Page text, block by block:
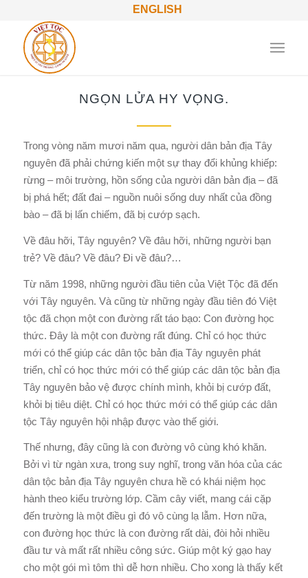
ENGLISH
NGỌN LỬA HY VỌNG.
Trong vòng năm mươi năm qua, người dân bản địa Tây
nguyên đã phải chứng kiến một sự thay đổi khủng khiếp:
rừng – môi trường, hồn sống của người dân bản địa – đã
bị phá hết; đất đai – nguồn nuôi sống duy nhất của đồng
bào – đã bị lấn chiếm, đã bị cướp sạch.
Về đâu hỡi, Tây nguyên? Về đâu hỡi, những người bạn
trẻ? Về đâu? Về đâu? Đi về đâu?…
Từ năm 1998, những người đầu tiên của Việt Tộc đã đến
với Tây nguyên. Và cũng từ những ngày đầu tiên đó Việt
tộc đã chọn một con đường rất táo bạo: Con đường học
thức. Đây là một con đường rất đúng. Chỉ có học thức
mới có thể giúp các dân tộc bản địa Tây nguyên phát
triển, chỉ có học thức mới có thể giúp các dân tộc bản địa
Tây nguyên bảo vệ được chính mình, khỏi bị cướp đất,
khỏi bị tiêu diệt. Chỉ có học thức mới có thể giúp các dân
tộc Tây nguyên hội nhập được vào thế giới.
Thế nhưng, đây cũng là con đường vô cùng khó khăn.
Bởi vì từ ngàn xưa, trong suy nghĩ, trong văn hóa của các
dân tộc bản địa Tây nguyên chưa hề có khái niệm học
hành theo kiểu trường lớp. Cầm cây viết, mang cái cặp
đến trường là một điều gì đó vô cùng lạ lẫm. Hơn nữa,
con đường học thức là con đường rất dài, đòi hỏi nhiều
đầu tư và mất rất nhiều công sức. Giúp một ký gạo hay
cho một gói mì tôm thì dễ hơn nhiều. Cho xong là thấy kết